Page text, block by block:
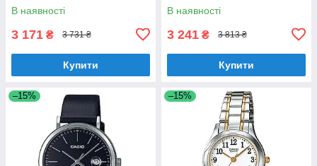
В наявності
3 171 ₴ 3 731 ₴
Купити
В наявності
3 241 ₴ 3 813 ₴
Купити
–15% –15%